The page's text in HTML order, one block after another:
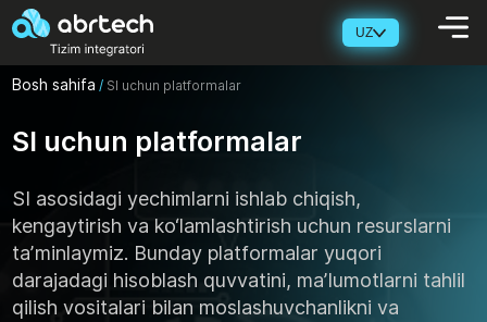
UZ
Bosh sahifa / SI uchun platformalar
SI uchun platformalar
SI asosidagi yechimlarni ishlab chiqish,
kengaytirish va ko‘lamlashtirish uchun resurslarni
taʼminlaymiz. Bunday platformalar yuqori
darajadagi hisoblash quvvatini, maʼlumotlarni tahlil
qilish vositalari bilan moslashuvchanlikni va